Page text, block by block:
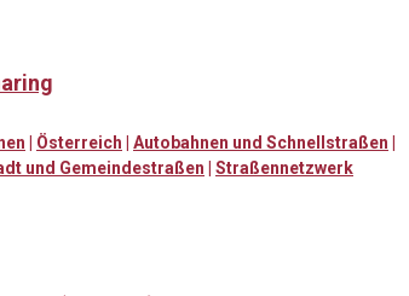
| Österreich | Autobahnen und Schnellstraßen |
und Gemeindestraßen | Straßennetzwerk